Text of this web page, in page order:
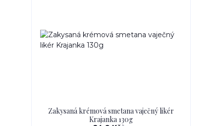
Zakysaná krémová smetana vaječný likér
Krajanka 130g